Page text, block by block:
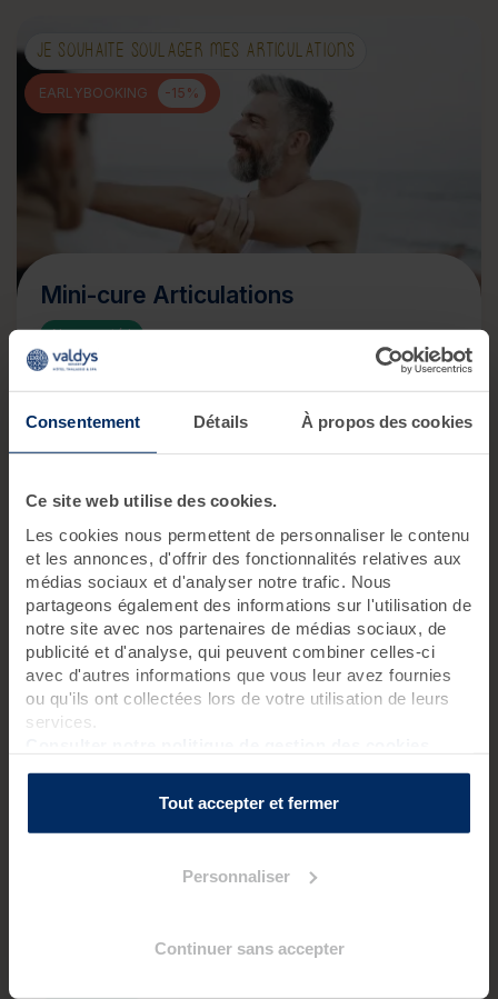
Consentement Détails À propos des cookies
Ce site web utilise des cookies.
Les cookies nous permettent de personnaliser le contenu
et les annonces, d'offrir des fonctionnalités relatives aux
médias sociaux et d'analyser notre trafic. Nous
partageons également des informations sur l'utilisation de
notre site avec nos partenaires de médias sociaux, de
publicité et d'analyse, qui peuvent combiner celles-ci
avec d'autres informations que vous leur avez fournies
ou qu'ils ont collectées lors de votre utilisation de leurs
services.
Tout accepter et fermer
Personnaliser
Continuer sans accepter
JE SOUHAITE SOULAGER MES ARTICULATIONS
EARLYBOOKING -15%
Mini-cure Articulations
Nouveauté !
Soulagez vos douleurs et libérez vos tensions !
12 soins 3 jours /3 nuits
Meilleur tarif au 17/11/2026 avec hébergement
Je personnalise ce séjour
JE SOUHAITE SOULAGER MON DOS
EARLYBOOKING -15%